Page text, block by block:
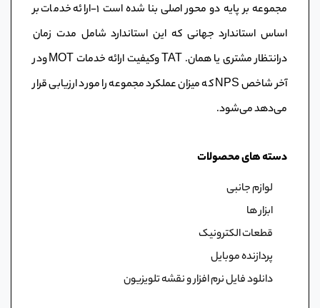
مجموعه بر پایه دو محور اصلی بنا شده است ١-ارائه خدمات بر
اساس استاندارد جهانی که این استاندارد شامل مدت زمان
درانتظار مشتری یا همان. TAT وکیفیت ارائه خدمات MOT ودر
آخر شاخص NPS که میزان عملکرد مجموعه را مورد ارزیابی قرار
می‌دهد می‌شود.
دسته های محصولات
لوازم جانبی
ابزار ها
قطعات الکترونیک
پردازنده موبایل
دانلود فایل نرم افزار و نقشه تلویزیون